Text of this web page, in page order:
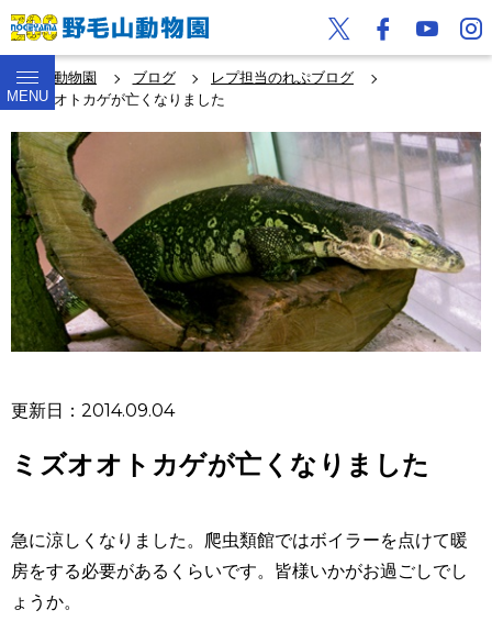
MENU
野毛山動物園 ブログ
レプ担当のれぷブログ
ミズオオトカゲが亡くなりました
更新日：2014.09.04
ミズオオトカゲが亡くなりました
急に涼しくなりました。爬虫類館ではボイラーを点けて暖
房をする必要があるくらいです。皆様いかがお過ごしでし
ょうか。